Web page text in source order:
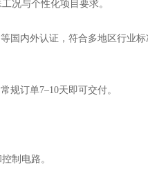
况与个性化项目要求。
内外认证，符合多地区行业标
订单7–10天即可交付。
制电路。